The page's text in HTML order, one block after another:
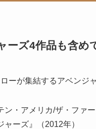
ーズ4作品も含め
ーが集結するアベンジ
ン・アメリカ/ザ・ファ
ャーズ』（2012年）